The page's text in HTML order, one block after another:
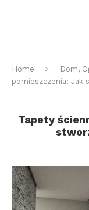
Home Dom,
pomieszczenia: Jak
Tapety